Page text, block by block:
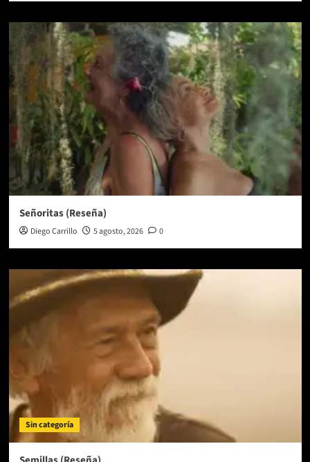
Señoritas (Reseña)
Diego Carrillo 5 agosto, 2026 0
Sin categoría